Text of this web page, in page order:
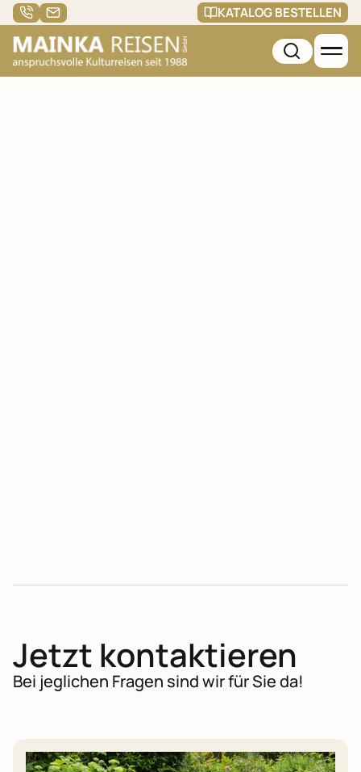
KATALOG BESTELLEN
Jetzt kontaktieren
Bei jeglichen Fragen sind wir für Sie da!